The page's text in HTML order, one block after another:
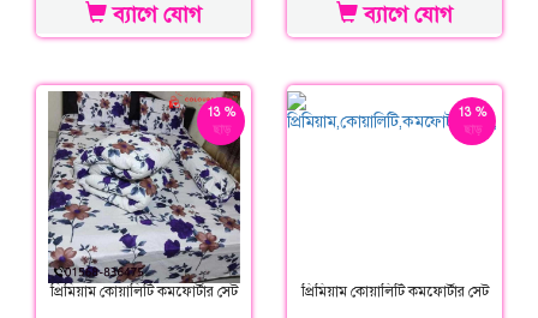
ব্যাগে যোগ
ব্যাগে যোগ
13 %
ছাড়
প্রিমিয়াম কোয়ালিটি কমফোর্টার সেট
13 %
ছাড়
প্রিমিয়াম কোয়ালিটি কমফোর্টার সেট